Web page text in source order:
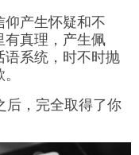
产生怀疑和不
真理，产生佩
系统，时不时抛
后，完全取得了你